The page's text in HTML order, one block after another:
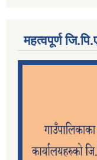
महत्वपूर्ण